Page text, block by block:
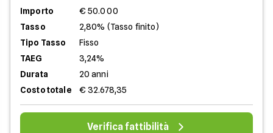
Importo
€ 50.000
Tasso
2,80% (Tasso finito)
Tipo Tasso
Fisso
TAEG
3,24%
Durata
20 anni
Costo totale
€ 32.678,35
Verifica fattibilità